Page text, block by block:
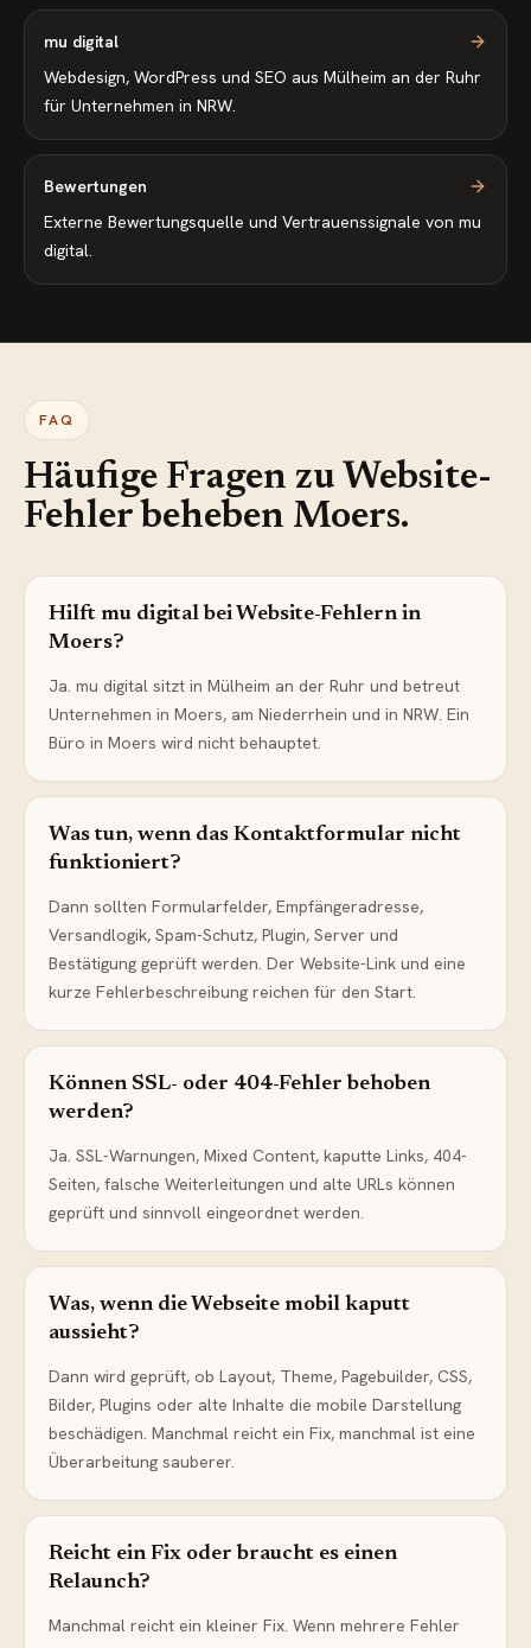
mu digital
Webdesign, WordPress und SEO aus Mülheim an der Ruhr
für Unternehmen in NRW.
Bewertungen
Externe Bewertungsquelle und Vertrauenssignale von mu
digital.
FAQ
Häufige Fragen zu Website-
Fehler beheben Moers.
Hilft mu digital bei Website-Fehlern in
Moers?
Ja. mu digital sitzt in Mülheim an der Ruhr und betreut
Unternehmen in Moers, am Niederrhein und in NRW. Ein
Büro in Moers wird nicht behauptet.
Was tun, wenn das Kontaktformular nicht
funktioniert?
Dann sollten Formularfelder, Empfängeradresse,
Versandlogik, Spam-Schutz, Plugin, Server und
Bestätigung geprüft werden. Der Website-Link und eine
kurze Fehlerbeschreibung reichen für den Start.
Können SSL- oder 404-Fehler behoben
werden?
Ja. SSL-Warnungen, Mixed Content, kaputte Links, 404-
Seiten, falsche Weiterleitungen und alte URLs können
geprüft und sinnvoll eingeordnet werden.
Was, wenn die Webseite mobil kaputt
aussieht?
Dann wird geprüft, ob Layout, Theme, Pagebuilder, CSS,
Bilder, Plugins oder alte Inhalte die mobile Darstellung
beschädigen. Manchmal reicht ein Fix, manchmal ist eine
Überarbeitung sauberer.
Reicht ein Fix oder braucht es einen
Relaunch?
Manchmal reicht ein kleiner Fix. Wenn mehrere Fehler